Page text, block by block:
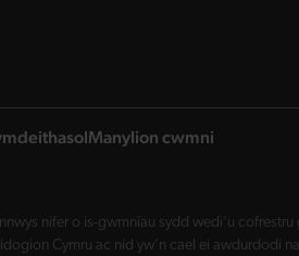
Manylion cwmni
nifer o is-gwmnïau sydd wedi'u cofrestru
Cymru ac nid yw'n cael ei awdurdodi